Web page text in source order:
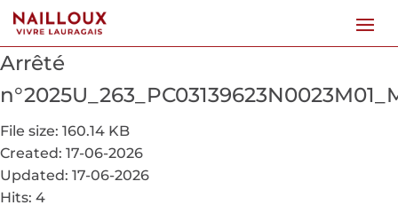
Arrêté
File size: 160.14 KB
Created: 17-06-2026
Updated: 17-06-2026
Hits: 4